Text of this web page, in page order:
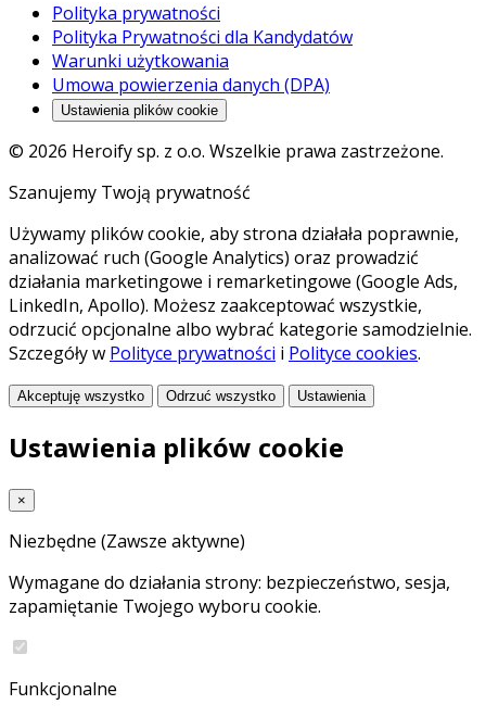
Polityka prywatności
Polityka Prywatności dla Kandydatów
Warunki użytkowania
Umowa powierzenia danych (DPA)
Ustawienia plików cookie
© 2026 Heroify sp. z o.o. Wszelkie prawa zastrzeżone.
Szanujemy Twoją prywatność
Używamy plików cookie, aby strona działała poprawnie,
analizować ruch (Google Analytics) oraz prowadzić
działania marketingowe i remarketingowe (Google Ads,
LinkedIn, Apollo). Możesz zaakceptować wszystkie,
odrzucić opcjonalne albo wybrać kategorie samodzielnie.
Szczegóły w Polityce prywatności i Polityce cookies.
Akceptuję wszystko Odrzuć wszystko Ustawienia
Ustawienia plików cookie
×
Niezbędne (Zawsze aktywne)
Wymagane do działania strony: bezpieczeństwo, sesja,
zapamiętanie Twojego wyboru cookie.
Funkcjonalne